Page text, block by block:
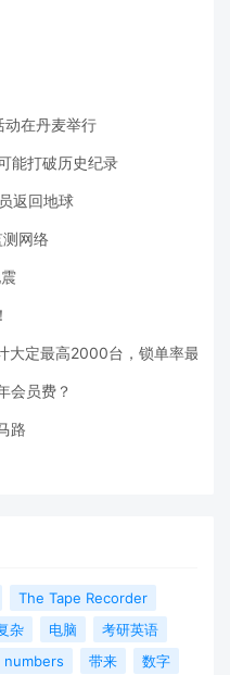
动在丹麦举行
能打破历史纪录
返回地球
网络
大定最高2000台，锁单率最高
会员费？
路
The Tape Recorder
杂 电脑
考研英语
numbers 带来
数字